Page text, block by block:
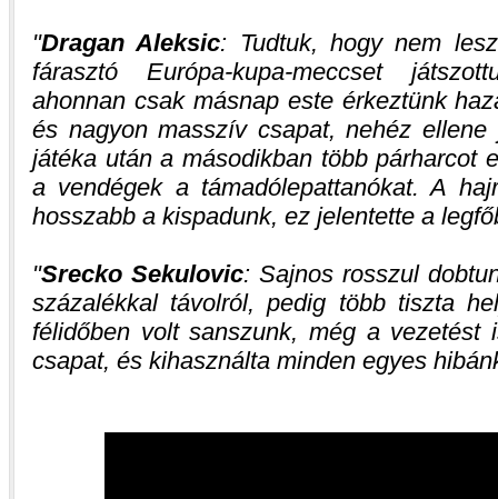
Dragan Aleksic: Tudtuk, hogy nem
fárasztó Európa-kupa-meccset
ahonnan csak másnap este érkeztünk
és nagyon masszív csapat, nehéz
játéka után a másodikban több párharcot
a vendégek a támadólepattanókat. A
hosszabb a kispadunk, ez jelentette a
Srecko Sekulovic: Sajnos rosszul
százalékkal távolról, pedig több tiszta
félidőben volt sanszunk, még a
csapat, és kihasználta minden egyes